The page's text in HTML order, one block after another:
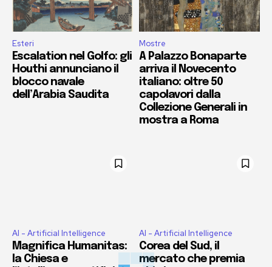
Esteri
Escalation nel Golfo: gli
Houthi annunciano il
blocco navale
dell’Arabia Saudita
Mostre
A Palazzo Bonaparte
arriva il Novecento
italiano: oltre 50
capolavori dalla
Collezione Generali in
mostra a Roma
AI - Artificial Intelligence
Magnifica Humanitas:
la Chiesa e
AI - Artificial Intelligence
Corea del Sud, il
mercato che premia